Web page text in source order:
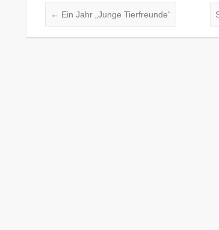
← Ein Jahr „Junge Tierfreunde“